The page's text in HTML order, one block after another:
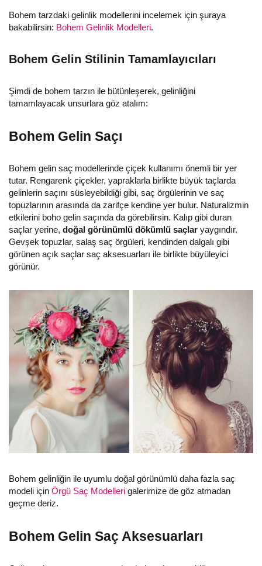
Bohem tarzdaki gelinlik modellerini incelemek için şuraya
bakabilirsin: Bohem Gelinlik Modelleri.
Bohem Gelin Stilinin Tamamlayıcıları
Şimdi de bohem tarzın ile bütünleşerek, gelinliğini
tamamlayacak unsurlara göz atalım:
Bohem Gelin Saçı
Bohem gelin saç modellerinde çiçek kullanımı önemli bir yer
tutar. Rengarenk çiçekler, yapraklarla birlikte büyük taçlarda
gelinlerin saçını süsleyebildiği gibi, saç örgülerinin ve saç
topuzlarının arasında da zarifçe kendine yer bulur. Naturalizmin
etkilerini boho gelin saçında da görebilirsin. Kalıp gibi duran
saçlar yerine, doğal görünümlü dökümlü saçlar yaygındır.
Gevşek topuzlar, salaş saç örgüleri, kendinden dalgalı gibi
görünen açık saçlar saç aksesuarları ile birlikte büyüleyici
görünür.
Bohem gelinliğin ile uyumlu doğal görünümlü daha fazla saç
modeli için Örgü Saç Modelleri galerimize de göz atmadan
geçme deriz.
Bohem Gelin Saç Aksesuarları